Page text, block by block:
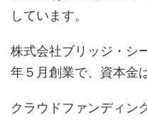
しています。
株式会社ブリッジ・シ
年５月創業で、資本金
クラウドファンディン